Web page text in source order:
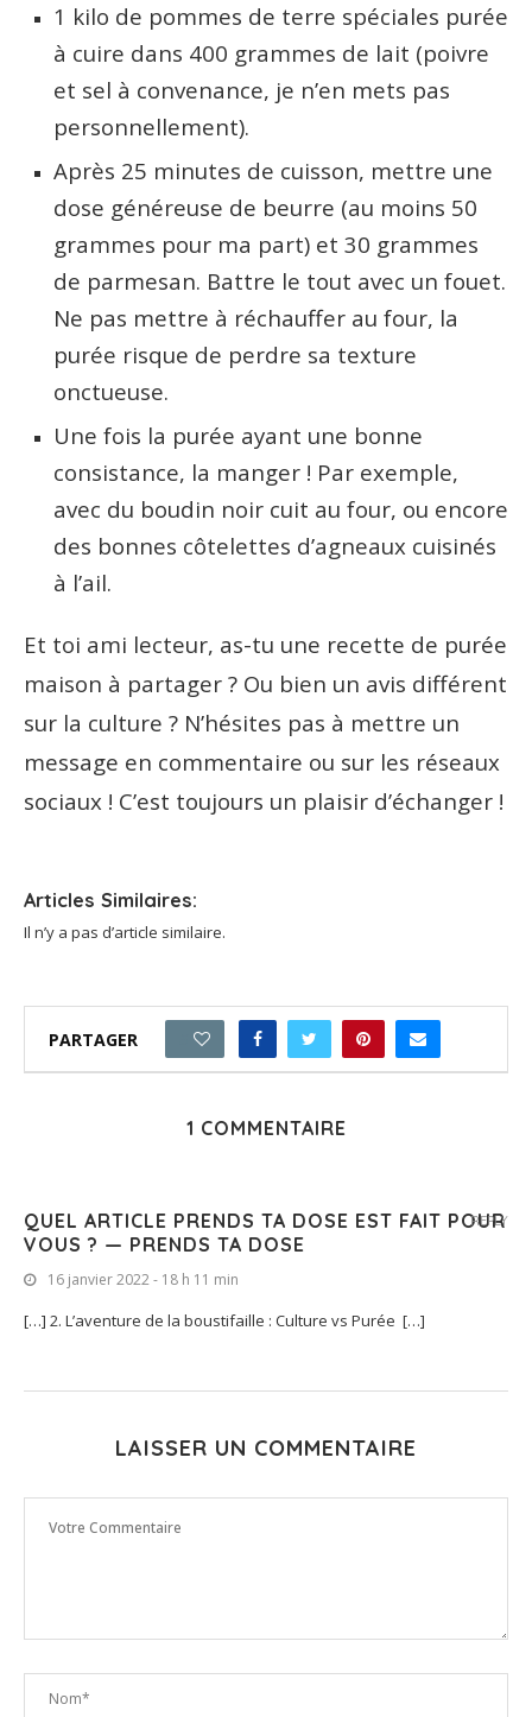
1 kilo de pommes de terre spéciales purée
à cuire dans 400 grammes de lait (poivre
et sel à convenance, je n’en mets pas
personnellement).
Après 25 minutes de cuisson, mettre une
dose généreuse de beurre (au moins 50
grammes pour ma part) et 30 grammes
de parmesan. Battre le tout avec un fouet.
Ne pas mettre à réchauffer au four, la
purée risque de perdre sa texture
onctueuse.
Une fois la purée ayant une bonne
consistance, la manger ! Par exemple,
avec du boudin noir cuit au four, ou encore
des bonnes côtelettes d’agneaux cuisinés
à l’ail.
Et toi ami lecteur, as-tu une recette de purée
maison à partager ? Ou bien un avis différent
sur la culture ? N’hésites pas à mettre un
message en commentaire ou sur les réseaux
sociaux ! C’est toujours un plaisir d’échanger !
Articles Similaires:
Il n’y a pas d’article similaire.
PARTAGER
1 COMMENTAIRE
QUEL ARTICLE PRENDS TA DOSE EST FAIT POUR
VOUS ? — PRENDS TA DOSE
16 janvier 2022 - 18 h 11 min
[…] 2. L’aventure de la boustifaille : Culture vs Purée […]
REPLY
LAISSER UN COMMENTAIRE